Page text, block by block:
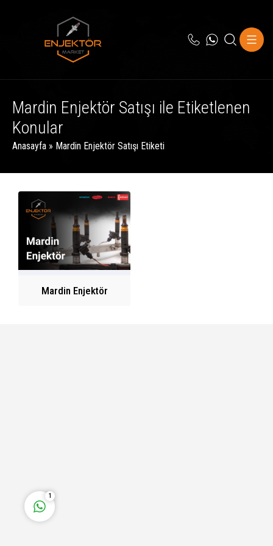
Mardin Enjektör Satışı ile Etiketlenen
Konular
Anasayfa » Mardin Enjektör Satışı Etiketi
Mardin Enjektör
1